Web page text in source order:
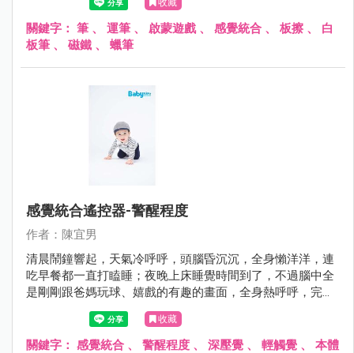
收藏
關鍵字： 筆 、 運筆 、 啟蒙遊戲、 感覺統合 、 板擦 、 白
板筆 、 磁鐵 、 蠟筆
感覺統合遙控器-警醒程度
作者：陳宜男
清晨鬧鐘響起，天氣冷呼呼，頭腦昏沉沉，全身懶洋洋，連
吃早餐都一直打瞌睡；夜晚上床睡覺時間到了，不過腦中全
是剛剛跟爸媽玩球、嬉戲的有趣的畫面，全身熱呼呼，完全
無法靜下心、閉上眼睛睡覺。一個無精打采，一個充滿活
力，為何孩子的表現會有如此大的差異呢？這可能與感覺統
合中經常提到的「警醒程度」調節有關。
收藏
關鍵字： 感覺統合 、 警醒程度 、 深壓覺 、 輕觸覺 、 本體